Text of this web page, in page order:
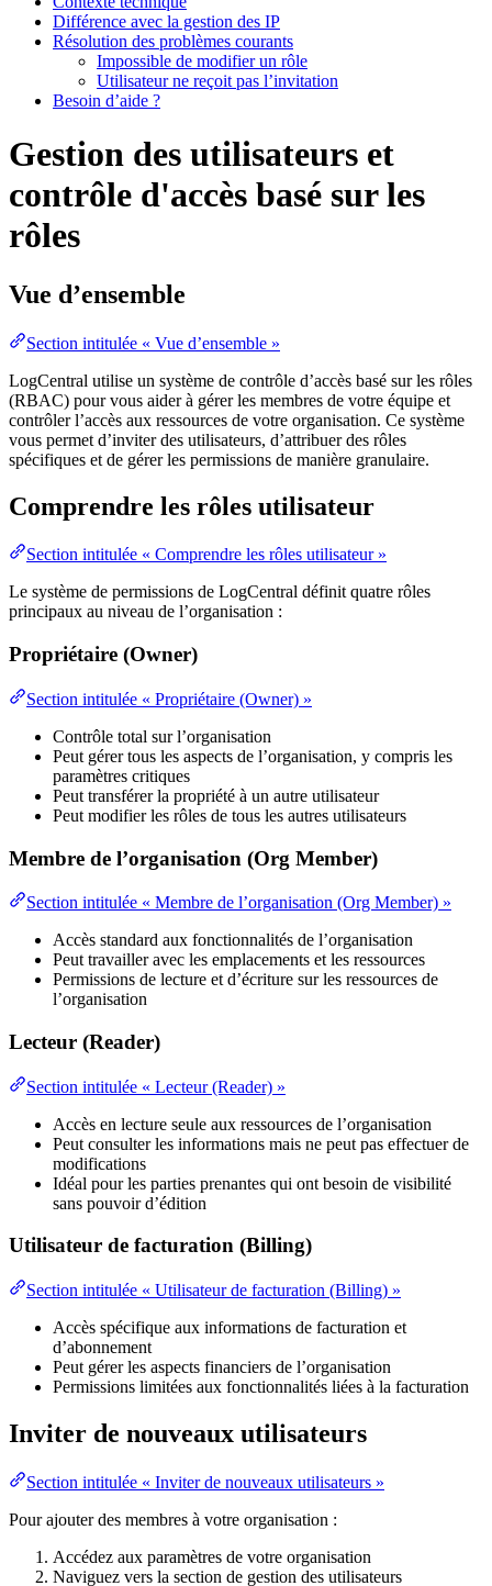
Différence avec la gestion des IP
Résolution des problèmes courants
Impossible de modifier un rôle
Utilisateur ne reçoit pas l’invitation
Besoin d’aide ?
Gestion des utilisateurs et
contrôle d'accès basé sur les
rôles
Vue d’ensemble
Section intitulée « Vue d’ensemble »
LogCentral utilise un système de contrôle d’accès basé sur les rôles
(RBAC) pour vous aider à gérer les membres de votre équipe et
contrôler l’accès aux ressources de votre organisation. Ce système
vous permet d’inviter des utilisateurs, d’attribuer des rôles
spécifiques et de gérer les permissions de manière granulaire.
Comprendre les rôles utilisateur
Section intitulée « Comprendre les rôles utilisateur »
Le système de permissions de LogCentral définit quatre rôles
principaux au niveau de l’organisation :
Propriétaire (Owner)
Section intitulée « Propriétaire (Owner) »
Contrôle total sur l’organisation
Peut gérer tous les aspects de l’organisation, y compris les
paramètres critiques
Peut transférer la propriété à un autre utilisateur
Peut modifier les rôles de tous les autres utilisateurs
Membre de l’organisation (Org Member)
Section intitulée « Membre de l’organisation (Org Member) »
Accès standard aux fonctionnalités de l’organisation
Peut travailler avec les emplacements et les ressources
Permissions de lecture et d’écriture sur les ressources de
l’organisation
Lecteur (Reader)
Section intitulée « Lecteur (Reader) »
Accès en lecture seule aux ressources de l’organisation
Peut consulter les informations mais ne peut pas effectuer de
modifications
Idéal pour les parties prenantes qui ont besoin de visibilité
sans pouvoir d’édition
Utilisateur de facturation (Billing)
Section intitulée « Utilisateur de facturation (Billing) »
Accès spécifique aux informations de facturation et
d’abonnement
Peut gérer les aspects financiers de l’organisation
Permissions limitées aux fonctionnalités liées à la facturation
Inviter de nouveaux utilisateurs
Section intitulée « Inviter de nouveaux utilisateurs »
Pour ajouter des membres à votre organisation :
Accédez aux paramètres de votre organisation
Naviguez vers la section de gestion des utilisateurs